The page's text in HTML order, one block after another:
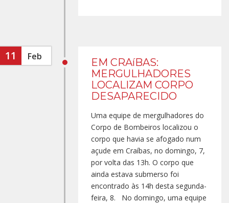
11 Feb
EM CRAíBAS:
MERGULHADORES
LOCALIZAM CORPO
DESAPARECIDO
Uma equipe de mergulhadores do
Corpo de Bombeiros localizou o
corpo que havia se afogado num
açude em Craíbas, no domingo, 7,
por volta das 13h. O corpo que
ainda estava submerso foi
encontrado às 14h desta segunda-
feira, 8. No domingo, uma equipe